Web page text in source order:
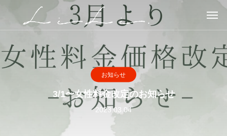
お知らせ
3/1〜女性料金改定のお知らせ
2023.03.04